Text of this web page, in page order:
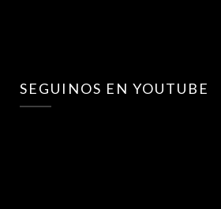
SEGUINOS EN YOUTUBE